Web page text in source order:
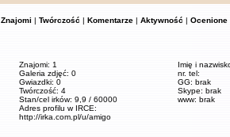
Znajomi | Twórczość | Komentarze | Aktywność | Ocenione
Znajomi: 1
Galeria zdjęć: 0
Gwiazdki: 0
Twórczość: 4
Stan/cel irków: 9,9 / 60000
Adres profilu w IRCE:
http://irka.com.pl/u/amigo
Imię i
nr. tel:
GG: brak
Skype: brak
www: brak